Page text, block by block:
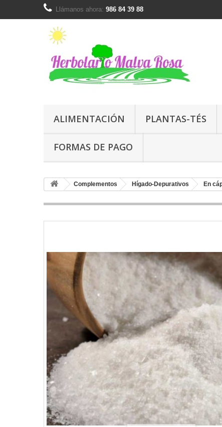
Llámanos ahora: 986 84 39 88
ALIMENTACIÓN PLANTAS-TÉS
FORMAS DE PAGO
Complementos Hígado-Depurativos En